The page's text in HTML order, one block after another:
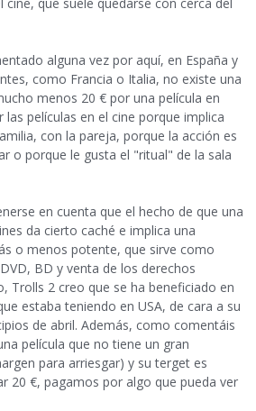
que suele quedarse con cerca del
alguna vez por aquí, en España y
como Francia o Italia, no existe una
menos 20 € por una película en
las películas en el cine porque implica
con la pareja, porque la acción es
o porque le gusta el "ritual" de la sala
en cuenta que el hecho de que una
da cierto caché e implica una
o menos potente, que sirve como
BD y venta de los derechos
Trolls 2 creo que se ha beneficiado en
estaba teniendo en USA, de cara a su
de abril. Además, como comentáis
película que no tiene un gran
para arriesgar) y su terget es
20 €, pagamos por algo que pueda ver